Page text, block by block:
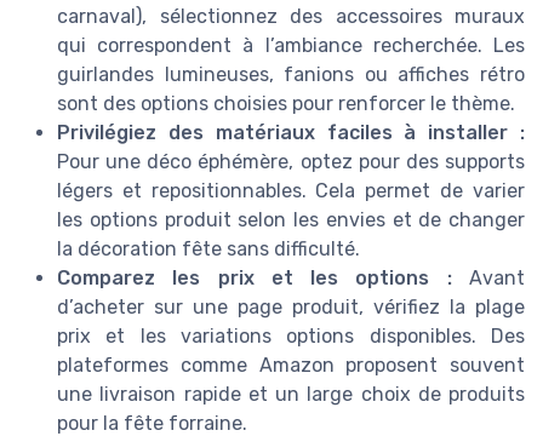
carnaval), sélectionnez des accessoires muraux
qui correspondent à l’ambiance recherchée. Les
guirlandes lumineuses, fanions ou affiches rétro
sont des options choisies pour renforcer le thème.
Privilégiez des matériaux faciles à installer :
Pour une déco éphémère, optez pour des supports
légers et repositionnables. Cela permet de varier
les options produit selon les envies et de changer
la décoration fête sans difficulté.
Comparez les prix et les options :Avant
d’acheter sur une page produit, vérifiez la plage
prix et les variations options disponibles. Des
plateformes comme Amazon proposent souvent
une livraison rapide et un large choix de produits
pour la fête forraine.